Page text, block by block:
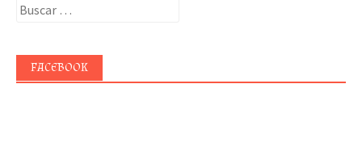
Buscar:
FACEBOOK